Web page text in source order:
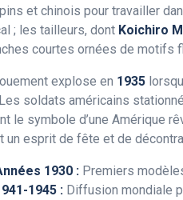
et chinois pour travailler
; les tailleurs, dont Koichiro
courtes ornées de motifs
explose en 1935
soldats américains
le symbole d’une Amérique
un esprit de fête et de
1930 : Premiers
1945 : Diffusion mondiale